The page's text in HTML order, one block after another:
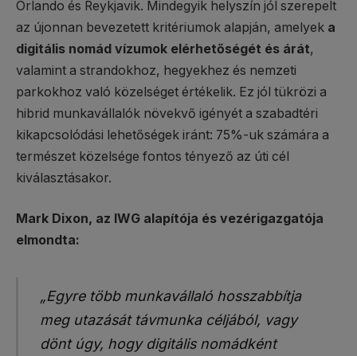
Orlando és Reykjavik. Mindegyik helyszín jól szerepelt
az újonnan bevezetett kritériumok alapján, amelyek a
digitális nomád vízumok elérhetőségét és árát,
valamint a strandokhoz, hegyekhez és nemzeti
parkokhoz való közelséget értékelik. Ez jól tükrözi a
hibrid munkavállalók növekvő igényét a szabadtéri
kikapcsolódási lehetőségek iránt: 75%-uk számára a
természet közelsége fontos tényező az úti cél
kiválasztásakor.
Mark Dixon, az IWG alapítója és vezérigazgatója
elmondta:
„Egyre több munkavállaló hosszabbítja
meg utazását távmunka céljából, vagy
dönt úgy, hogy digitális nomádként